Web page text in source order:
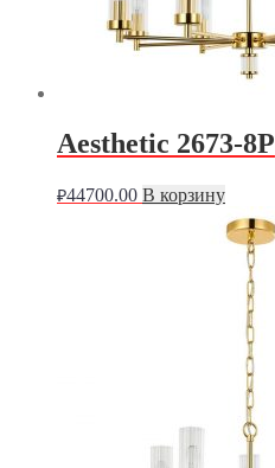
Aesthetic 2673-8P
₽44700.00 В корзину